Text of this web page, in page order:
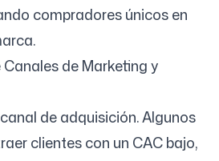
compradores únicos en
de Marketing y
de adquisición. Algunos
clientes con un CAC bajo,